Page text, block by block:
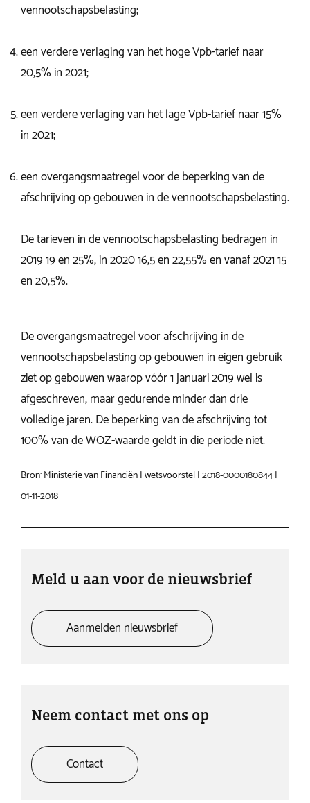
Meld u aan voor de nieuwsbrief
Aanmelden nieuwsbrief
Neem contact met ons op
Contact
vennootschapsbelasting;
een verdere verlaging van het hoge Vpb-tarief naar
20,5% in 2021;
een verdere verlaging van het lage Vpb-tarief naar 15%
in 2021;
een overgangsmaatregel voor de beperking van de
afschrijving op gebouwen in de vennootschapsbelasting.
De tarieven in de vennootschapsbelasting bedragen in
2019 19 en 25%, in 2020 16,5 en 22,55% en vanaf 2021 15
en 20,5%.
De overgangsmaatregel voor afschrijving in de
vennootschapsbelasting op gebouwen in eigen gebruik
ziet op gebouwen waarop vóór 1 januari 2019 wel is
afgeschreven, maar gedurende minder dan drie
volledige jaren. De beperking van de afschrijving tot
100% van de WOZ-waarde geldt in die periode niet.
Bron: Ministerie van Financiën | wetsvoorstel | 2018-0000180844 |
01-11-2018